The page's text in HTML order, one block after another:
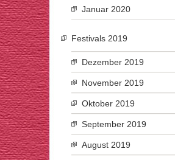
Januar 2020
Festivals 2019
Dezember 2019
November 2019
Oktober 2019
September 2019
August 2019